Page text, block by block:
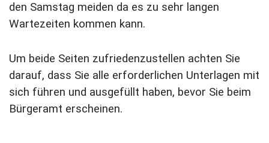
den Samstag meiden da es zu sehr langen
Wartezeiten kommen kann.
Um beide Seiten zufriedenzustellen achten Sie
darauf, dass Sie alle erforderlichen Unterlagen mit
sich führen und ausgefüllt haben, bevor Sie beim
Bürgeramt erscheinen.